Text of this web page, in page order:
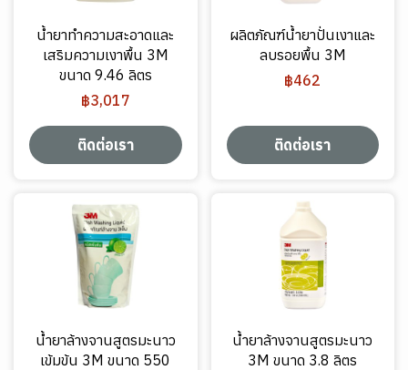
น้ำยาทำความสะอาดและ
เสริมความเงาพื้น 3M
ขนาด 9.46 ลิตร
฿3,017
ติดต่อเรา
ผลิตภัณฑ์น้ำยาปั่นเงาและ
ลบรอยพื้น 3M
฿462
ติดต่อเรา
น้ำยาล้างจานสูตรมะนาว
เข้มข้น 3M ขนาด 550
น้ำยาล้างจานสูตรมะนาว
3M ขนาด 3.8 ลิตร